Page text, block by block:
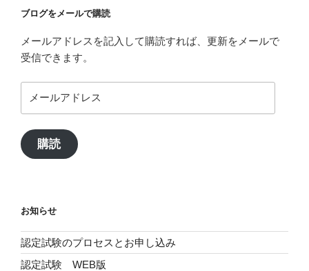
ブログをメールで購読
メールアドレスを記入して購読すれば、更新をメールで
受信できます。
ー
ア
ド
購読
お知らせ
認定試験のプロセスとお申し込み
認定試験 WEB版